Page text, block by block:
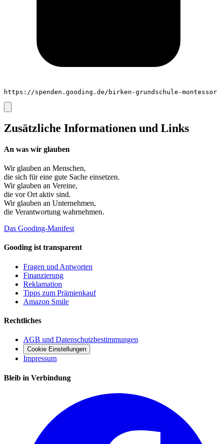
https://spenden.gooding.de/birken-grundschule-
Zusätzliche Informationen und Links
An was wir glauben
Wir glauben an Menschen,
die sich für eine gute Sache einsetzen.
Wir glauben an Vereine,
die vor Ort aktiv sind.
Wir glauben an Unternehmen,
die Verantwortung wahrnehmen.
Das Gooding-Manifest
Gooding ist transparent
Fragen und Antworten
Finanzierung
Reklamation
Tipps zum Prämienkauf
Amazon Smile
Rechtliches
AGB und Datenschutzbestimmungen
Cookie Einstellungen
Impressum
Bleib in Verbindung